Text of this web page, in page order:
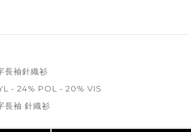
長袖針織衫
- 24% POL - 20% VIS
長袖 針織衫